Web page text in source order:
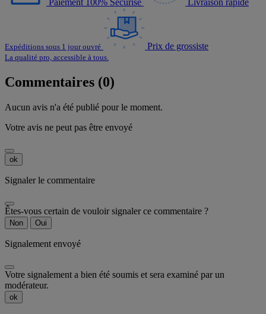
Paiement 100% Sécurisé Livraison rapide
Expéditions sous 1 jour ouvré Prix de grossiste
La qualité pro, accessible à tous.
Commentaires (0)
Aucun avis n'a été publié pour le moment.
Votre avis ne peut pas être envoyé
ok
Signaler le commentaire
Êtes-vous certain de vouloir signaler ce commentaire ?
Non Oui
Signalement envoyé
Votre signalement a bien été soumis et sera examiné par un
modérateur.
ok